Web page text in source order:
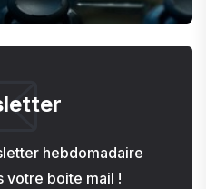
hebdomadaire
votre boite mail !